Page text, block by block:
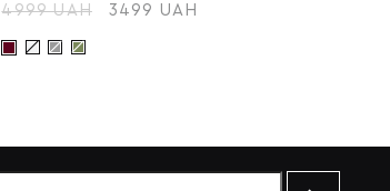
4999 UAH
3499 UAH